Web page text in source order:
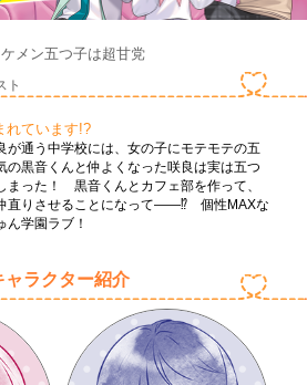
メン五つ子は超甘党
ト
れています!?
が通う中学校には、女の子にモテモテの五
の黒音くんと仲よくなった咲良は実は五つ
まった！ 黒音くんとカフェ部を作って、
直りさせることになって――⁉ 個性MAXな
ん学園ラブ！
ャラクター紹介